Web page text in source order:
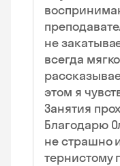
не
всегда
этом я
Занятия
Благодарю
не страшно
тернистому